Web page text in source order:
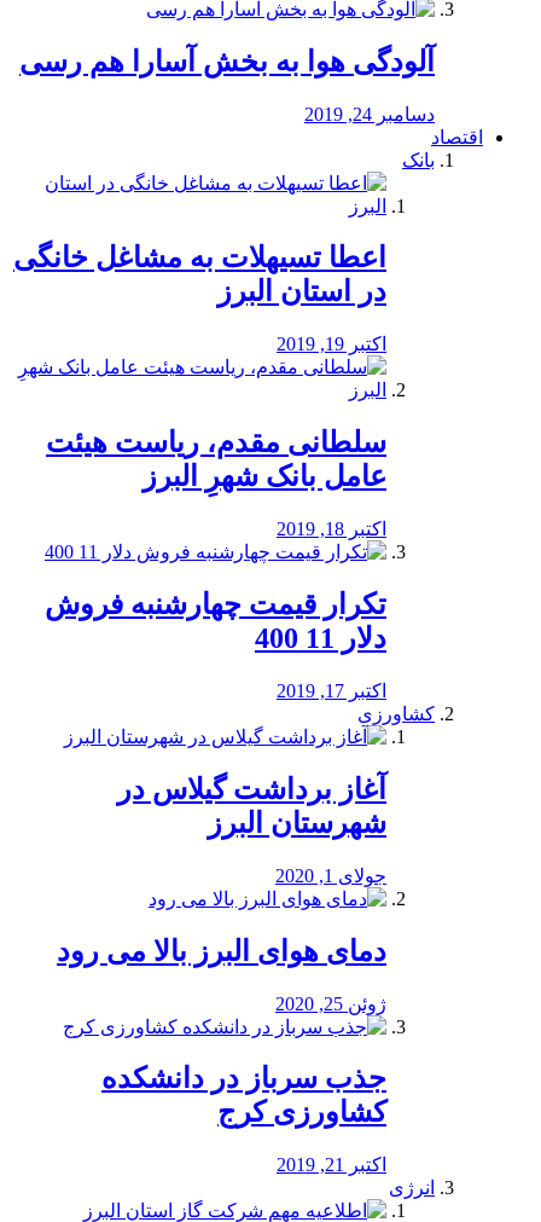
آلودگی هوا به بخش آسارا هم رسی
دسامبر 24, 2019
اقتصاد
بانک
️اعطا تسیهلات به مشاغل خانگی
در استان البرز
اکتبر 19, 2019
سلطانی مقدم، ریاست هیئت
عامل بانک شهرِ البرز
اکتبر 18, 2019
تکرار قیمت چهارشنبه فروش
دلار 11 400
اکتبر 17, 2019
کشاورزی
آغاز برداشت گیلاس در
شهرستان البرز
جولای 1, 2020
دمای هوای البرز بالا می رود
ژوئن 25, 2020
جذب سرباز در دانشکده
کشاورزی کرج
اکتبر 21, 2019
انرژی